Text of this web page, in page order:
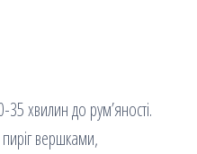
хвилин до рум’яності.
вершками,